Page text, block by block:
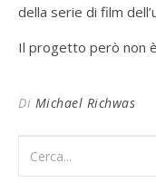
della serie di film
Il progetto però non
Di Michael Richwas